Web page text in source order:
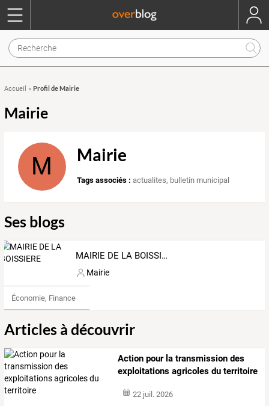
Accueil » Profil de Mairie
Mairie
M Mairie
Tags associés : actualites, bulletin municipal
Ses blogs
MAIRIE DE LA BOISSIERE
Mairie
Économie, Finance & Droit
Articles à découvrir
Action pour la transmission des
exploitations agricoles du territoire
22 juil. 2026